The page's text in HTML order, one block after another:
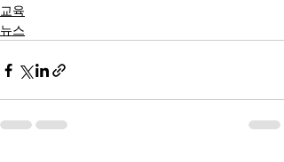
교육
뉴스